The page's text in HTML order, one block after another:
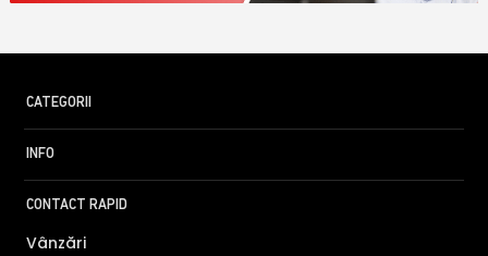
CATEGORII
INFO
CONTACT RAPID
Vânzări